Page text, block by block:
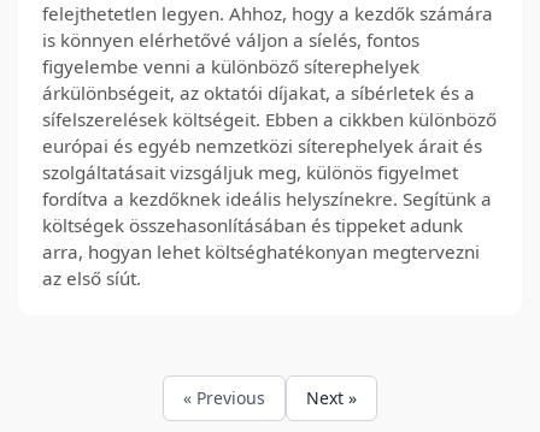
felejthetetlen legyen. Ahhoz, hogy a kezdők számára
is könnyen elérhetővé váljon a síelés, fontos
figyelembe venni a különböző síterephelyek
árkülönbségeit, az oktatói díjakat, a síbérletek és a
sífelszerelések költségeit. Ebben a cikkben különböző
európai és egyéb nemzetközi síterephelyek árait és
szolgáltatásait vizsgáljuk meg, különös figyelmet
fordítva a kezdőknek ideális helyszínekre. Segítünk a
költségek összehasonlításában és tippeket adunk
arra, hogyan lehet költséghatékonyan megtervezni
az első síút.
« Previous Next »